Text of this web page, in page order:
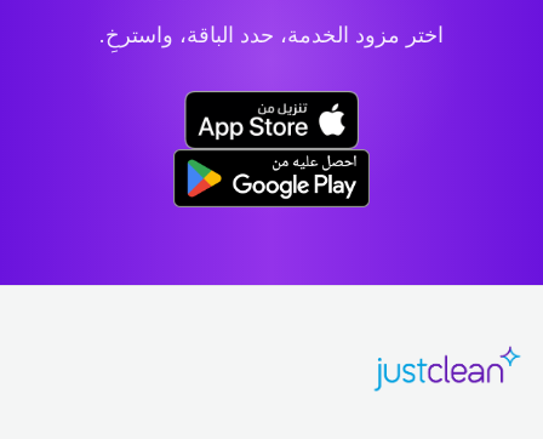
اختر مزود الخدمة، حدد الباقة، واسترخِ.